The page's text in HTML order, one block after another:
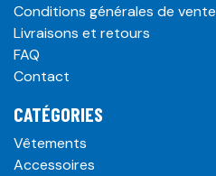
Conditions générales de vente
Livraisons et retours
FAQ
Contact
CATÉGORIES
Vêtements
Accessoires